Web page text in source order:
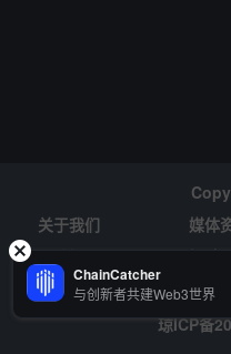
关于我们
媒体
风险提示
招聘
琼ICP备
ChainCatcher
与创新者共建Web3世界